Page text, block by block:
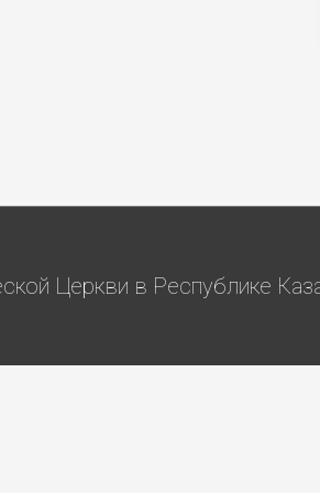
Церкви в Республике